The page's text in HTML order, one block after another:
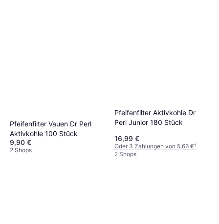
Pfeifenfilter Vauen Dr Perl
Aktivkohle 100 Stück
9,90 €
2 Shops
Pfeifenfilter Aktivkohle Dr
Perl Junior 180 Stück
16,99 €
Oder 3 Zahlungen von 5,66 €¹
2 Shops